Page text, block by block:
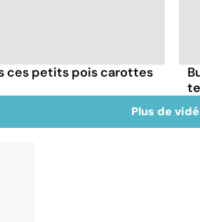
ces petits pois carottes
Plus de